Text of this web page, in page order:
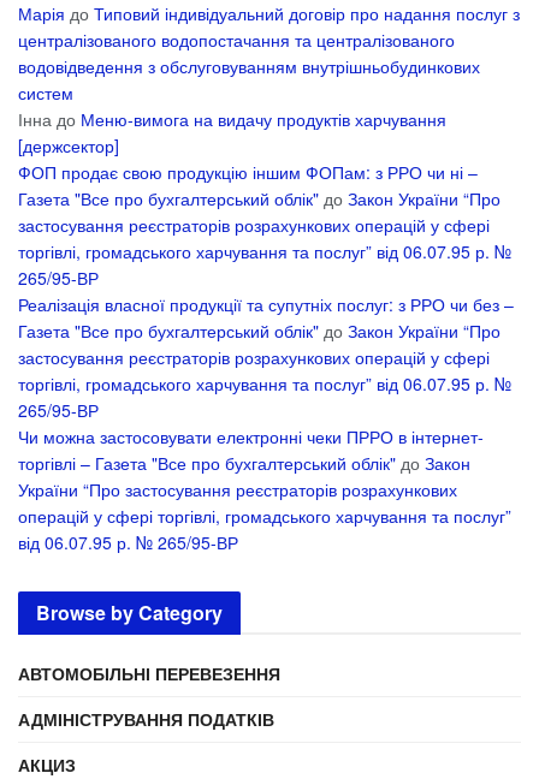
Марія до Типовий індивідуальний договір про надання послуг з
централізованого водопостачання та централізованого
водовідведення з обслуговуванням внутрішньобудинкових
систем
Інна до Меню-вимога на видачу продуктів харчування
[держсектор]
ФОП продає свою продукцію іншим ФОПам: з РРО чи ні –
Газета "Все про бухгалтерський облік" до Закон України “Про
застосування реєстраторів розрахункових операцій у сфері
торгівлі, громадського харчування та послуг” від 06.07.95 р. №
265/95-ВР
Реалізація власної продукції та супутніх послуг: з РРО чи без –
Газета "Все про бухгалтерський облік" до Закон України “Про
застосування реєстраторів розрахункових операцій у сфері
торгівлі, громадського харчування та послуг” від 06.07.95 р. №
265/95-ВР
Чи можна застосовувати електронні чеки ПРРО в інтернет-
торгівлі – Газета "Все про бухгалтерський облік" до Закон
України “Про застосування реєстраторів розрахункових
операцій у сфері торгівлі, громадського харчування та послуг”
від 06.07.95 р. № 265/95-ВР
Browse by Category
АВТОМОБІЛЬНІ ПЕРЕВЕЗЕННЯ
АДМІНІСТРУВАННЯ ПОДАТКІВ
АКЦИЗ